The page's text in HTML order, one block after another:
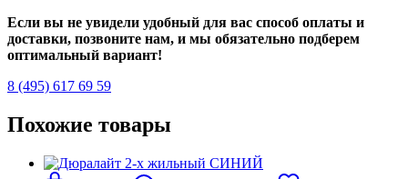
Если вы не увидели удобный для вас способ оплаты и
доставки, позвоните нам, и мы обязательно подберем
оптимальный вариант!
8 (495) 617 69 59
Похожие товары